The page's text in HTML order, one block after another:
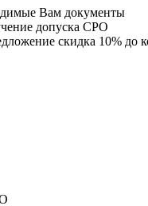
Вам документы
допуска СРО
скидка 10% до